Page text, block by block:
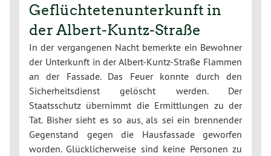
Geflüchtetenunterkunft in
der Albert-Kuntz-Straße
In der vergangenen Nacht bemerkte ein Bewohner
der Unterkunft in der Albert-Kuntz-Straße Flammen
an der Fassade. Das Feuer konnte durch den
Sicherheitsdienst gelöscht werden. Der
Staatsschutz übernimmt die Ermittlungen zu der
Tat. Bisher sieht es so aus, als sei ein brennender
Gegenstand gegen die Hausfassade geworfen
worden. Glücklicherweise sind keine Personen zu